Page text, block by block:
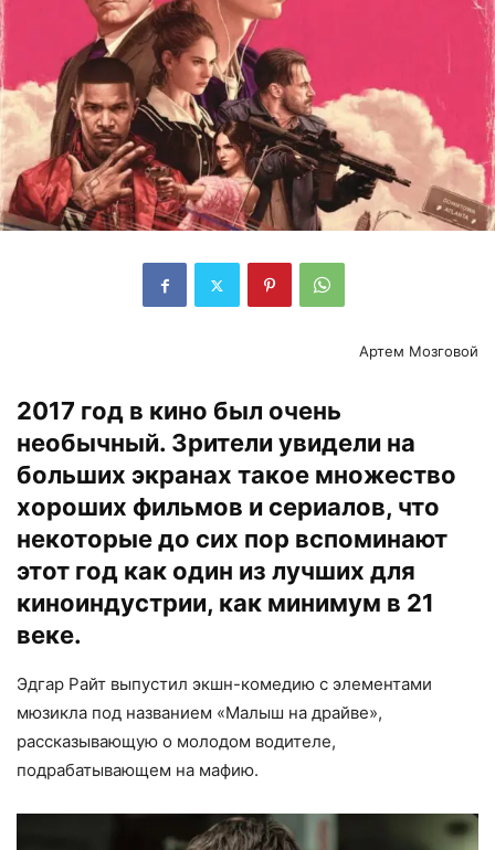
Артем Мозговой
2017 год в кино был очень
необычный. Зрители увидели на
больших экранах такое множество
хороших фильмов и сериалов, что
некоторые до сих пор вспоминают
этот год как один из лучших для
киноиндустрии, как минимум в 21
веке.
Эдгар Райт выпустил экшн-комедию с элементами
мюзикла под названием «Малыш на драйве»,
рассказывающую о молодом водителе,
подрабатывающем на мафию.